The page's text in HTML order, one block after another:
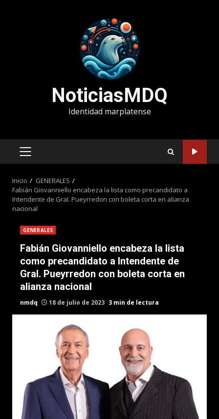
NoticiasMDQ
Identidad marplatense
MENÚ
Inicio
GENERALES
Fabián Giovanniello encabeza la lista como precandidato a
Intendente de Gral. Pueyrredon con boleta corta en alianza
nacional
GENERALES
Fabián Giovanniello encabeza la lista
como precandidato a Intendente de
Gral. Pueyrredon con boleta corta en
alianza nacional
nmdq 18 de julio de 2023 3 min de lectura